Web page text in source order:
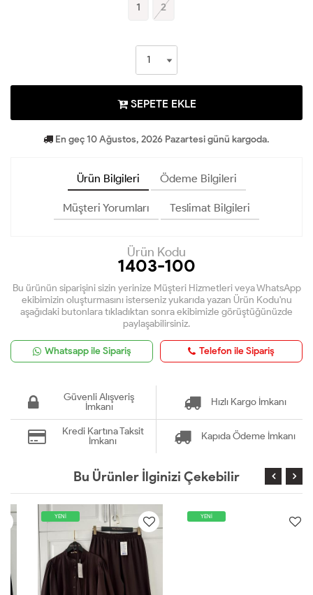
1 2
SEPETE EKLE
En geç 10 Ağustos, 2026 Pazartesi günü kargoda.
Ürün Bilgileri Ödeme Bilgileri
Müşteri Yorumları Teslimat Bilgileri
Ürün Kodu
1403-100
Bu ürünün siparişini sizin yerinize Müşteri Hizmetleri veya WhatsApp
ekibimizin oluşturmasını isterseniz yukarıda yazan Ürün Kodu'nu
aşağıdaki butonlara tıkladıktan sonra ekibimizle görüştüğünüzde
paylaşabilirsiniz.
Whatsapp ile Sipariş Telefon ile Sipariş
Güvenli Alışveriş
İmkanı
Hızlı Kargo İmkanı
Kredi Kartına Taksit
İmkanı
Kapıda Ödeme İmkanı
Bu Ürünler İlginizi Çekebilir